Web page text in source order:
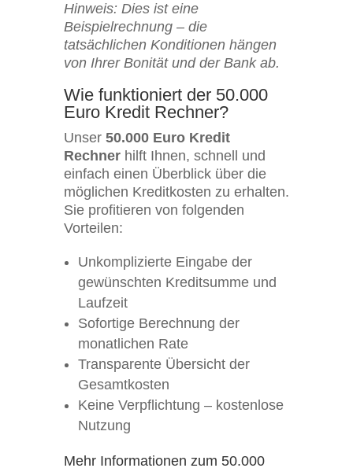
Hinweis: Dies ist eine
Beispielrechnung – die
tatsächlichen Konditionen hängen
von Ihrer Bonität und der Bank ab.
Wie funktioniert der 50.000
Euro Kredit Rechner?
Unser 50.000 Euro Kredit
Rechnerhilft Ihnen, schnell und
einfach einen Überblick über die
möglichen Kreditkosten zu erhalten.
Sie profitieren von folgenden
Vorteilen:
Unkomplizierte Eingabe der
gewünschten Kreditsumme und
Laufzeit
Sofortige Berechnung der
monatlichen Rate
Transparente Übersicht der
Gesamtkosten
Keine Verpflichtung – kostenlose
Nutzung
Mehr Informationen zum 50.000